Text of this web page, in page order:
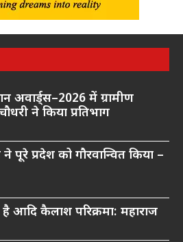
अवार्ड्स–2026 में ग्रामीण
ने किया प्रतिभाग
पूरे प्रदेश को गौरवान्वित किया –
है आदि कैलाश परिक्रमा: महाराज